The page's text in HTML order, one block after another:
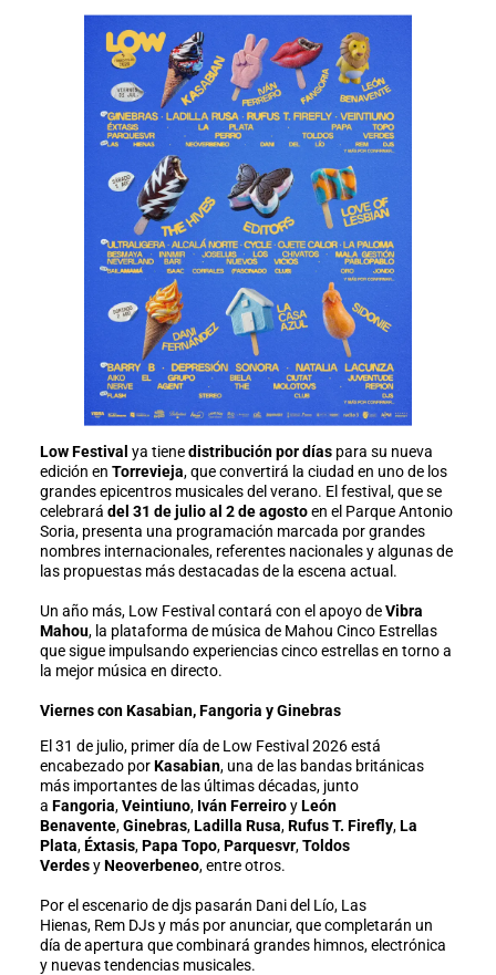
Low Festival ya tienedistribución por días para su nueva
edición en Torrevieja, que convertirá la ciudad en uno de los
grandes epicentros musicales del verano. El festival, que se
celebrará del 31 de julio al 2 de agostoen el Parque Antonio
Soria, presenta una programación marcada por grandes
nombres internacionales, referentes nacionales y algunas de
las propuestas más destacadas de la escena actual.
Un año más, Low Festival contará con el apoyo deVibra
Mahou, la plataforma de música de Mahou Cinco Estrellas
que sigue impulsando experiencias cinco estrellas en torno a
la mejor música en directo.
Viernes con Kasabian, Fangoria y Ginebras
El 31 de julio, primer día de Low Festival 2026 está
encabezado porKasabian, una de las bandas británicas
más importantes de las últimas décadas, junto
a Fangoria,Veintiuno, Iván FerreiroyLeón
Benavente,Ginebras,Ladilla Rusa,Rufus T. Firefly,La
Plata,Éxtasis,Papa Topo,Parquesvr,Toldos
VerdesyNeoverbeneo, entre otros.
Por el escenario de djs pasarán Dani del Lío, Las
Hienas, Rem DJs y más por anunciar, que completarán un
día de apertura que combinará grandes himnos, electrónica
y nuevas tendencias musicales.